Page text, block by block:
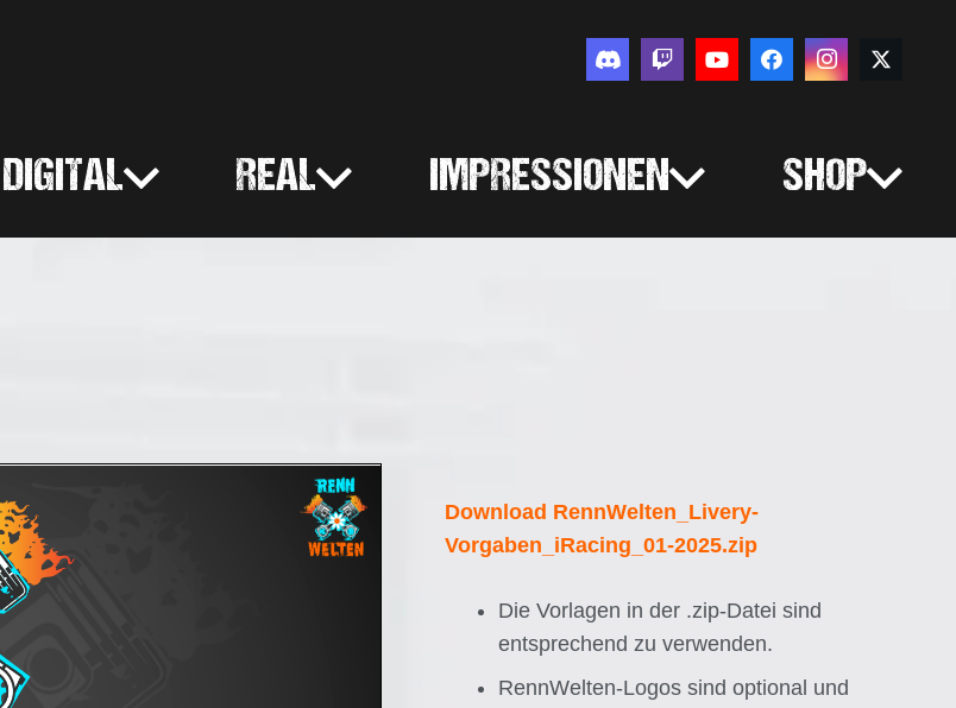
DIGITAL REAL IMPRESSIONEN SHOP
Download RennWelten_Livery-
Vorgaben_iRacing_01-2025.zip
Die Vorlagen in der .zip-Datei sind
entsprechend zu verwenden.
RennWelten-Logos sind optional und